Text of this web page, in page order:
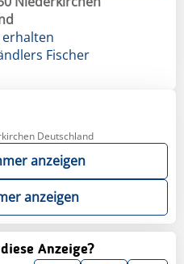
erhalten
Fischer
Deutschland
anzeigen
anzeigen
Anzeige?